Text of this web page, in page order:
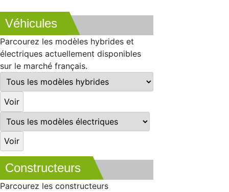
Véhicules
Parcourez les modèles hybrides et
électriques actuellement disponibles
sur le marché français.
Constructeurs
Parcourez les constructeurs